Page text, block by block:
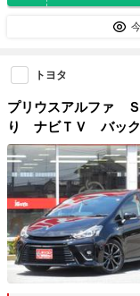
トヨタ
プリウスアルファ
り ナビＴＶ バック
対応 ＤＶＤ再生 Ｌ